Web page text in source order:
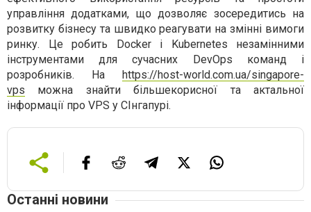
управління додатками, що дозволяє зосередитись на
розвитку бізнесу та швидко реагувати на змінні вимоги
ринку. Це робить Docker і Kubernetes незамінними
інструментами для сучасних DevOps команд і
розробників. На https://host-world.com.ua/singapore-
vps можна знайти більшекорисної та актальної
інформації про VPS у СІнгапурі.
Останні новини